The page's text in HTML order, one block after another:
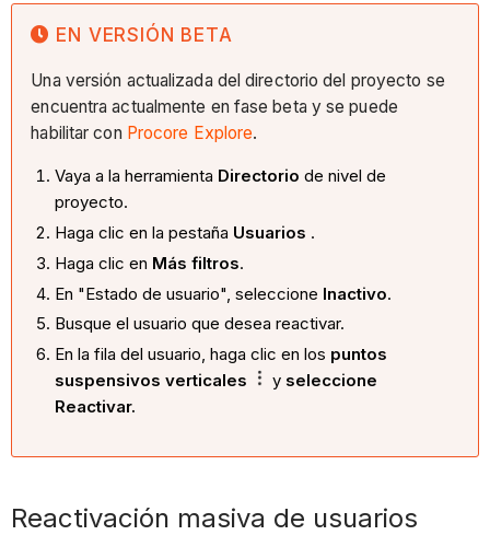
EN VERSIÓN BETA
Una versión actualizada del directorio del proyecto se
encuentra actualmente en fase beta y se puede
habilitar con Procore Explore.
Vaya a la herramienta Directorio de nivel de
proyecto.
Haga clic en la pestaña Usuarios .
Haga clic en Más filtros.
En "Estado de usuario", seleccione Inactivo.
Busque el usuario que desea reactivar.
En la fila del usuario, haga clic en los puntos
suspensivos verticales
y seleccione
Reactivar.
Reactivación masiva de usuarios